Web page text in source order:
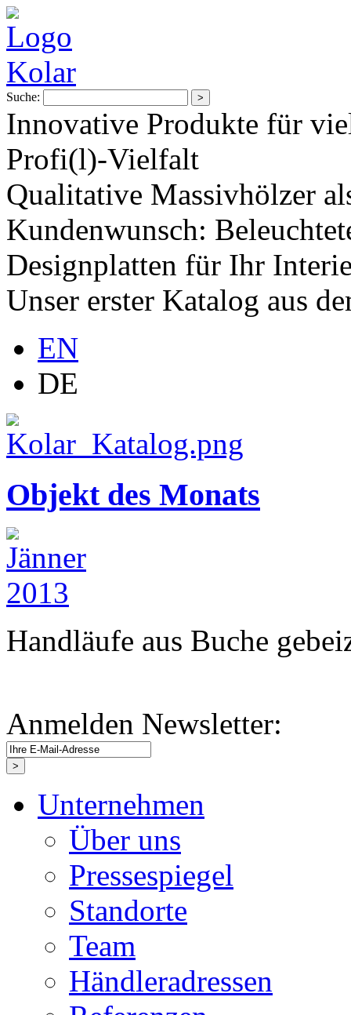
Suche:
Innovative Produkte für
Profi(l)-Vielfalt
Qualitative Massivhölzer
Kundenwunsch:
Designplatten für Ihr
Unser erster Katalog aus
EN
DE
Objekt des Monats
Handläufe aus Buche
Anmelden Newsletter:
Unternehmen
Über uns
Pressespiegel
Standorte
Team
Händleradressen